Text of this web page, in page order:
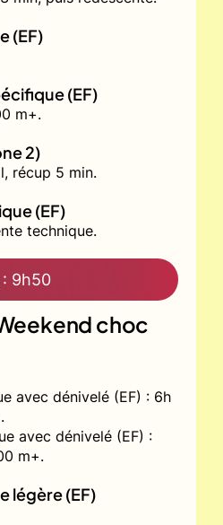
(EF)
(EF)
m+.
2)
récup 5 min.
(EF)
technique.
9h50
choc
avec dénivelé (EF) : 6h
avec dénivelé (EF) :
m+.
légère (EF)